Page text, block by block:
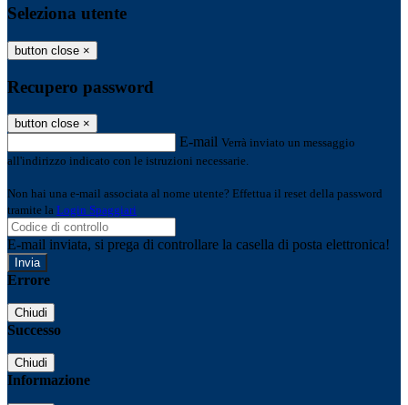
Seleziona utente
button close ×
Recupero password
button close ×
E-mail Verrà inviato un messaggio
all'indirizzo indicato con le istruzioni necessarie.
Non hai una e-mail associata al nome utente? Effettua il reset della password
tramite la Login Spaggiari
E-mail inviata, si prega di controllare la casella di posta elettronica!
Errore
Chiudi
Successo
Chiudi
Informazione